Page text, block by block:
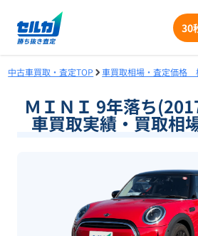
30
中古車買取・査定TOP 車買取相場・査定価格
ＭＩＮＩ 9年落ち
車買取実績・買取相